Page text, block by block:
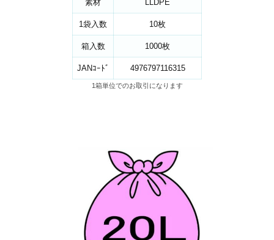
素材 LLDPE
1袋入数 10枚
箱入数 1000枚
JANｺｰﾄﾞ 4976797116315
1箱単位でのお取引になります